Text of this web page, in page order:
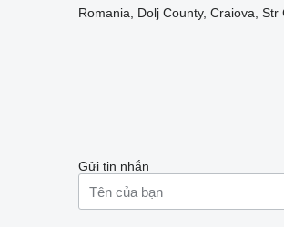
Romania, Dolj County, Craiova,
Gửi tin nhắn